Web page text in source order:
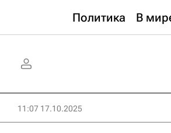
Политика В
11:07 17.10.2025